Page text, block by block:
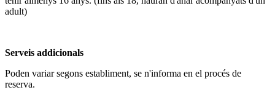
adult)
Serveis addicionals
Poden variar segons establiment, se n'informa en el procés de
reserva.